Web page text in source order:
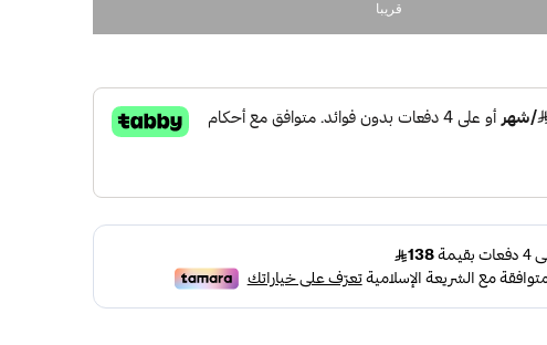
قريبا